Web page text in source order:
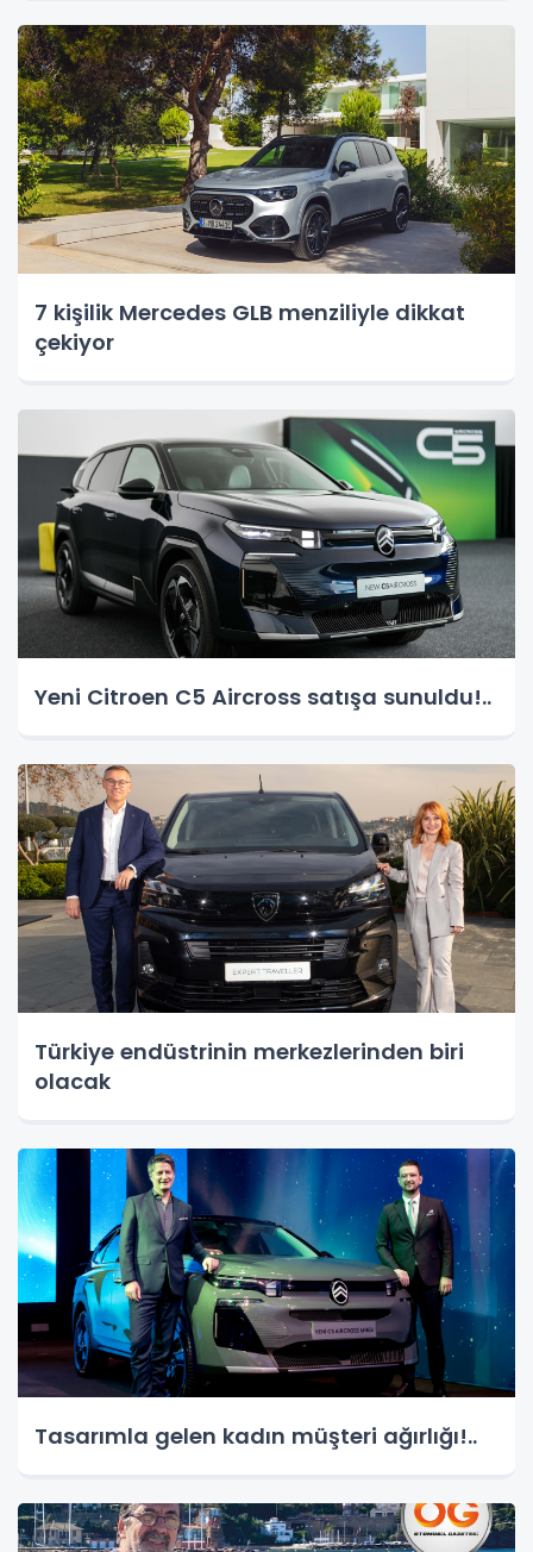
7 kişilik Mercedes GLB menziliyle dikkat
çekiyor
Yeni Citroen C5 Aircross satışa sunuldu!..
Türkiye endüstrinin merkezlerinden biri
olacak
Tasarımla gelen kadın müşteri ağırlığı!..